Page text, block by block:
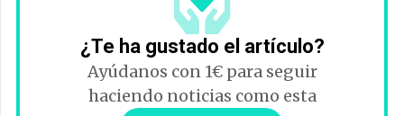
¿Te ha gustado el artículo?
Ayúdanos con 1€ para seguir
haciendo noticias como esta